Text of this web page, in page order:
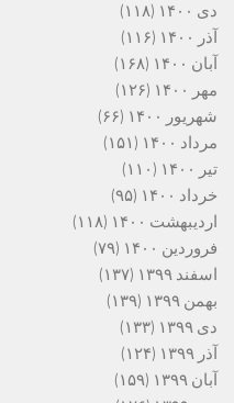
دی ۱۴۰۰
(۱۱۸)
آذر ۱۴۰۰
(۱۱۶)
آبان ۱۴۰۰
(۱۶۸)
مهر ۱۴۰۰
(۱۲۶)
شهریور ۱۴۰۰
(۶۶)
مرداد ۱۴۰۰
(۱۵۱)
تیر ۱۴۰۰
(۱۱۰)
خرداد ۱۴۰۰
(۹۵)
اردیبهشت ۱۴۰۰
(۱۱۸)
فروردین ۱۴۰۰
(۷۹)
اسفند ۱۳۹۹
(۱۳۷)
بهمن ۱۳۹۹
(۱۳۹)
دی ۱۳۹۹
(۱۳۳)
آذر ۱۳۹۹
(۱۲۴)
آبان ۱۳۹۹
(۱۵۹)